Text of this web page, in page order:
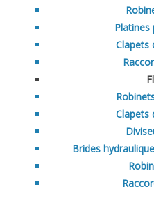
Services
Références
Platines
Clapets
Clapets
Brides